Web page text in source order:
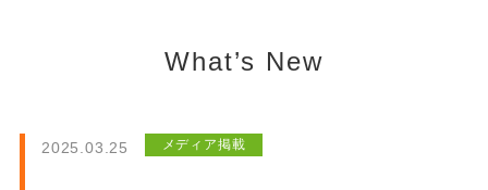
What’s New
2025.03.25 メディア掲載